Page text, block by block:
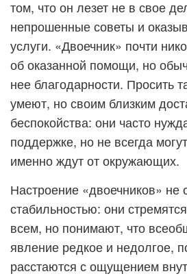
том, что он лезет не в свое
непрошенные советы и
услуги. «Двоечник» почти
об оказанной помощи, но
нее благодарности. Просить
умеют, но своим близким
беспокойства: они часто
поддержке, но не всегда
именно ждут от окружающих.
Настроение «двоечников» не
стабильностью: они
всем, но понимают, что
явление редкое и недолгое,
расстаются с ощущением